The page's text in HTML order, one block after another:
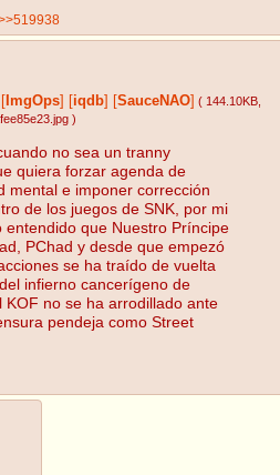
ImgOps iqdb SauceNAO ( 144.10KB
)
no sea un tranny
quiera forzar agenda de
mental e imponer corrección
de los juegos de SNK, por mi
entendido que Nuestro Príncipe
PChad y desde que empezó
se ha traído de vuelta
infierno cancerígeno de
KOF no se ha arrodillado ante
pendeja como Street